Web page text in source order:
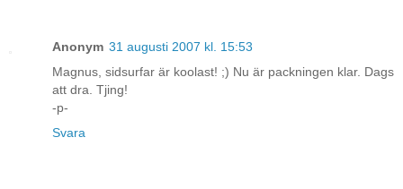
Anonym 31 augusti 2007 kl. 15:53
Magnus, sidsurfar är koolast! ;) Nu är packningen klar. Dags
att dra. Tjing!
-p-
Svara